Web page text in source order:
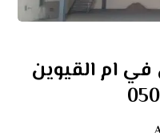
ام القيوين